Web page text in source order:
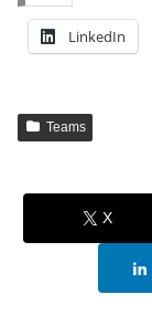
LinkedIn
Teams
X